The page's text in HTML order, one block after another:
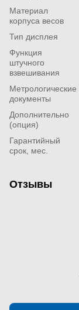
Материал
корпуса весов
Тип дисплея
Функция
штучного
взвешивания
Метрологические
документы
Дополнительно
(опция)
Гарантийный
срок, мес.
Отзывы